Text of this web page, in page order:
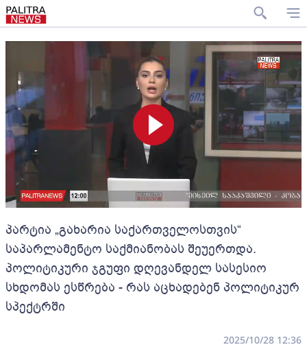
პარტია „გახარია საქართველოსთვის“
საპარლამენტო საქმიანობას შეუერთდა.
პოლიტიკური ჯგუფი დღევანდელ სასესიო
სხდომას ესწრება - რას აცხადებენ პოლიტიკურ
სპექტრში
2025/10/28 12:36